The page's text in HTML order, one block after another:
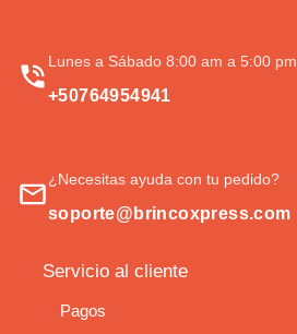
Lunes a Sábado 8:00 am a 5:00 pm.
+50764954941
¿Necesitas ayuda con tu pedido?
soporte@brincoxpress.com
Servicio al cliente
Pagos